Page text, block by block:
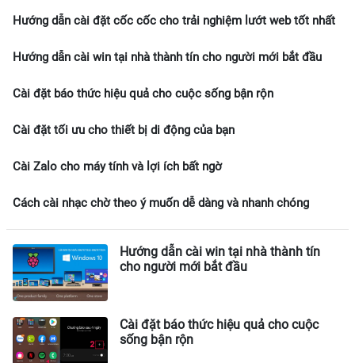
Hướng dẫn cài đặt cốc cốc cho trải nghiệm lướt web tốt nhất
Hướng dẫn cài win tại nhà thành tín cho người mới bắt đầu
Cài đặt báo thức hiệu quả cho cuộc sống bận rộn
Cài đặt tối ưu cho thiết bị di động của bạn
Cài Zalo cho máy tính và lợi ích bất ngờ
Cách cài nhạc chờ theo ý muốn dễ dàng và nhanh chóng
Hướng dẫn cài win tại nhà thành tín
cho người mới bắt đầu
Cài đặt báo thức hiệu quả cho cuộc
sống bận rộn